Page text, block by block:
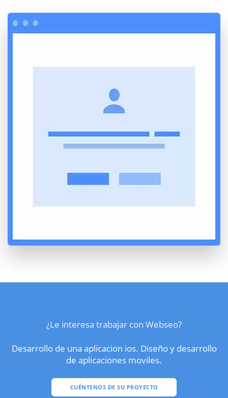
¿Le interesa trabajar con Webseo?
Desarrollo de una aplicacion ios. Diseño y desarrollo
de aplicaciones moviles.
CUÉNTENOS DE SU PROYECTO